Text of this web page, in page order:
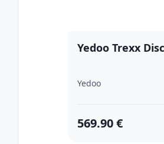
Yedoo Trexx
Yedoo
569.90 €